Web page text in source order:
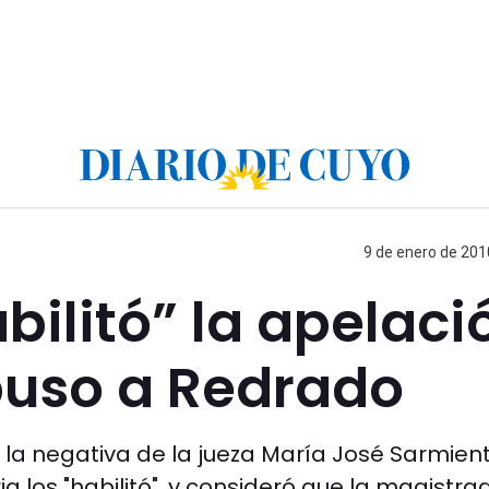
9 de enero de
la
a Redrado
negativa de la jueza María José